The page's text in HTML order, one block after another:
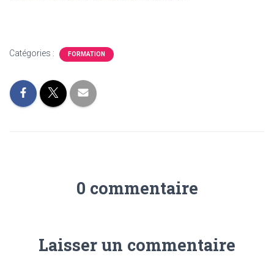
Catégories : FORMATION
0 commentaire
Laisser un commentaire